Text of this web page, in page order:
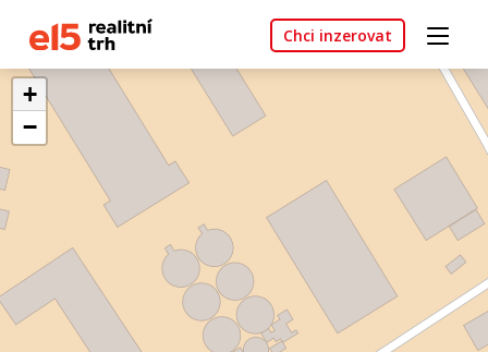
Chci inzerovat
+
−